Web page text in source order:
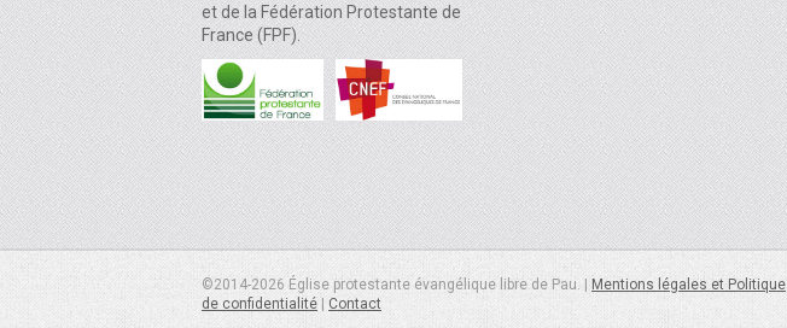
et de la Fédération Protestante de
France (FPF).
©2014-2026 Église protestante évangélique libre de Pau. | Mentions légales et Politique
de confidentialité
Contact